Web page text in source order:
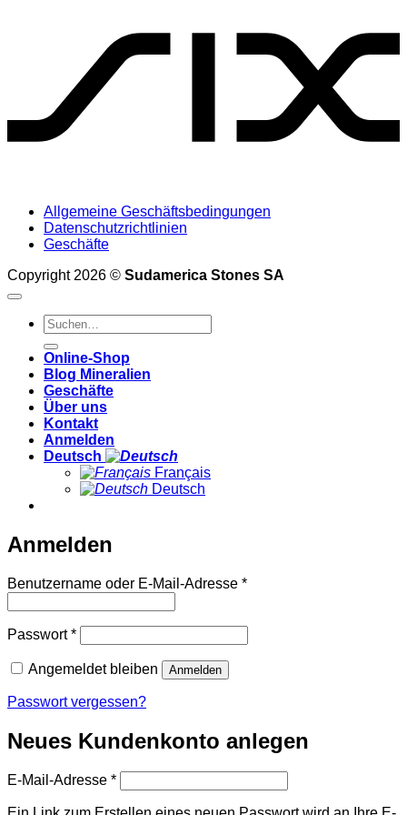
Allgemeine Geschäftsbedingungen
Datenschutzrichtlinien
Geschäfte
Copyright 2026 © Sudamerica Stones SA
Suche
nach:
Online-Shop
Blog Mineralien
Geschäfte
Über uns
Kontakt
Anmelden
Deutsch
Français
Deutsch
Anmelden
Benutzername oder E-Mail-Adresse *Erforderlich
Passwort*Erforderlich
Angemeldet bleiben Anmelden
Passwort vergessen?
Neues Kundenkonto anlegen
E-Mail-Adresse *Erforderlich